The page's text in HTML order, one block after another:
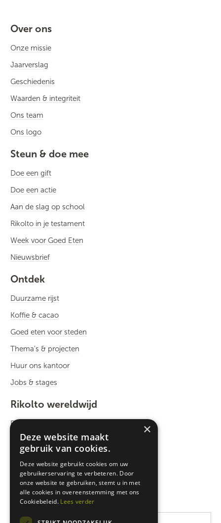
Over ons
Onze missie
Jaarverslag
Geschiedenis
Waarden & integriteit
Ons team
Ons logo
Steun & doe mee
Doe een gift
Doe een actie
Aan de slag op school
Rikolto in je testament
Week voor Goed Eten
Nieuwsbrief
Ontdek
Duurzame rijst
Koffie & cacao
Goed eten voor steden
Thema's & projecten
Huur ons kantoor
Jobs & stages
Rikolto wereldwijd
Rikolto International
Zuid-Oost Azië
West-Afrika
Latijns-Amerika
×
Deze website maakt
gebruik van cookies.
Deze website gebruikt cookies om uw
gebruikerservaring te verbeteren. Door
onze website te gebruiken, stemt u in met
alle cookies in overeenstemming met ons
Cookiebeleid. Lees verder